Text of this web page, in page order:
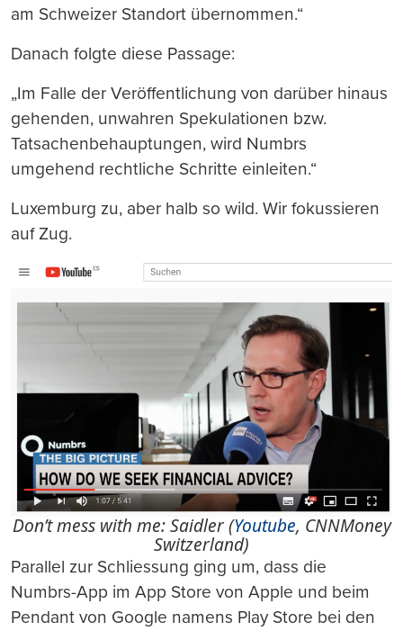
am Schweizer Standort übernommen.“
Danach folgte diese Passage:
„Im Falle der Veröffentlichung von darüber hinaus
gehenden, unwahren Spekulationen bzw.
Tatsachenbehauptungen, wird Numbrs
umgehend rechtliche Schritte einleiten.“
Luxemburg zu, aber halb so wild. Wir fokussieren
auf Zug.
Don’t mess with me: Saidler (Youtube, CNNMoney
Switzerland)
Parallel zur Schliessung ging um, dass die
Numbrs-App im App Store von Apple und beim
Pendant von Google namens Play Store bei den